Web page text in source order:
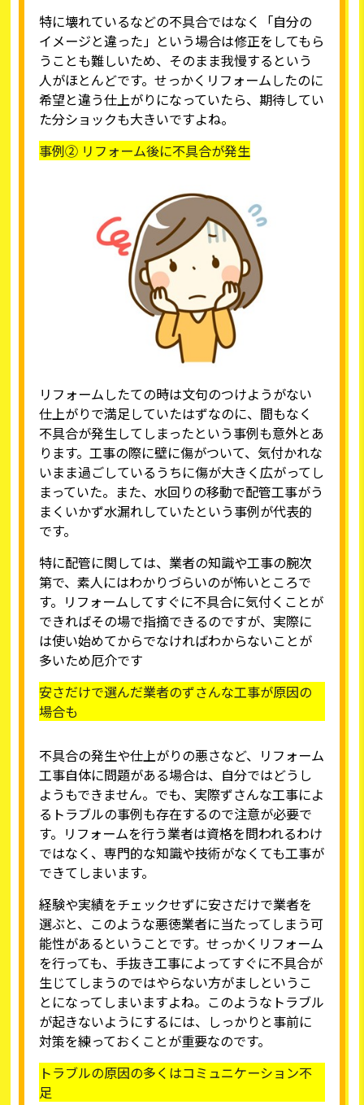
特に壊れているなどの不具合ではなく「自分の
イメージと違った」という場合は修正をしてもら
うことも難しいため、そのまま我慢するという
人がほとんどです。せっかくリフォームしたのに
希望と違う仕上がりになっていたら、期待してい
た分ショックも大きいですよね。
事例② リフォーム後に不具合が発生
リフォームしたての時は文句のつけようがない
仕上がりで満足していたはずなのに、間もなく
不具合が発生してしまったという事例も意外とあ
ります。工事の際に壁に傷がついて、気付かれな
いまま過ごしているうちに傷が大きく広がってし
まっていた。また、水回りの移動で配管工事がう
まくいかず水漏れしていたという事例が代表的
です。
特に配管に関しては、業者の知識や工事の腕次
第で、素人にはわかりづらいのが怖いところで
す。リフォームしてすぐに不具合に気付くことが
できればその場で指摘できるのですが、実際に
は使い始めてからでなければわからないことが
多いため厄介です
安さだけで選んだ業者のずさんな工事が原因の
場合も
不具合の発生や仕上がりの悪さなど、リフォーム
工事自体に問題がある場合は、自分ではどうし
ようもできません。でも、実際ずさんな工事によ
るトラブルの事例も存在するので注意が必要で
す。リフォームを行う業者は資格を問われるわけ
ではなく、専門的な知識や技術がなくても工事が
できてしまいます。
経験や実績をチェックせずに安さだけで業者を
選ぶと、このような悪徳業者に当たってしまう可
能性があるということです。せっかくリフォーム
を行っても、手抜き工事によってすぐに不具合が
生じてしまうのではやらない方がましというこ
とになってしまいますよね。このようなトラブル
が起きないようにするには、しっかりと事前に
対策を練っておくことが重要なのです。
トラブルの原因の多くはコミュニケーション不
足